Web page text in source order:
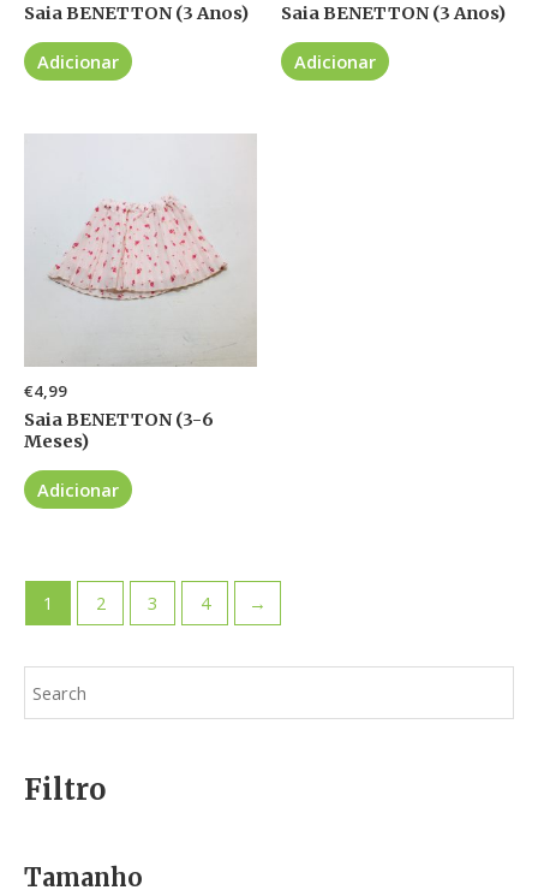
Filtro
Tamanho
Saia BENETTON (3 Anos)
Adicionar
Saia BENETTON (3 Anos)
Adicionar
€4,99
Saia BENETTON (3-6
Meses)
Adicionar
1 2 3 4 →